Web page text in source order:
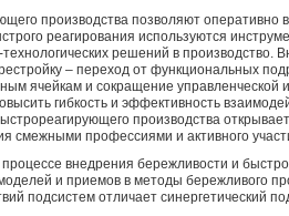
производства позволяют оперативно
реагирования используются
технологических решений в
– переход от функциональных
ячейкам и сокращение
гибкость и эффективность
производства
смежными профессиями и активного
внедрения бережливости и
и приемов в методы бережливого
подсистем отличает синергетический